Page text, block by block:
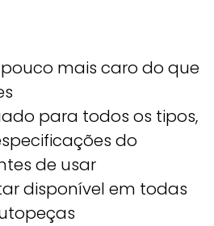
mais caro do que
para todos os tipos,
do
de usar
disponível em todas